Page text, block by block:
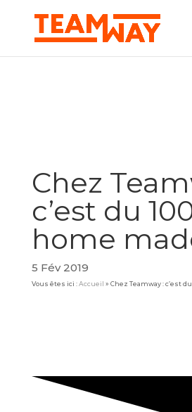
Chez
c’est du
home
5 Fév 2019
Vous êtes ici :Accueil » Chez Teamway : c’est